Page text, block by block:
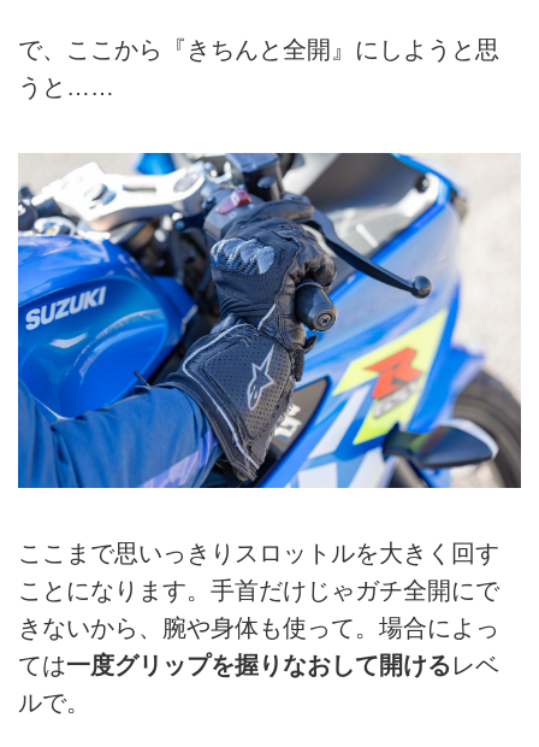
で、ここから『きちんと全開』にしようと思
うと……
ここまで思いっきりスロットルを大きく回す
ことになります。手首だけじゃガチ全開にで
きないから、腕や身体も使って。場合によっ
ては一度グリップを握りなおして開ける レベ
ルで。